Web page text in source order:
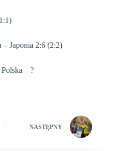
– Japonia 2:6 (2:2)
– ?
NASTĘPNY